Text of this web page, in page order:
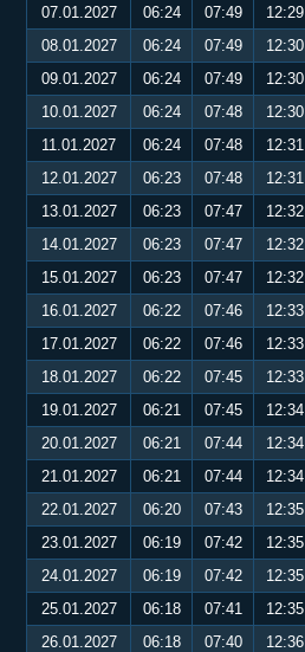
07.01.2027
06:24 07:49 12:29
08.01.2027
06:24 07:49 12:30
09.01.2027
06:24 07:49 12:30
10.01.2027
06:24 07:48 12:30
11.01.2027
06:24 07:48 12:31
12.01.2027
06:23 07:48 12:31
13.01.2027
06:23 07:47 12:32
14.01.2027
06:23 07:47 12:32
15.01.2027
06:23 07:47 12:32
16.01.2027
06:22 07:46 12:33
17.01.2027
06:22 07:46 12:33
18.01.2027
06:22 07:45 12:33
19.01.2027
06:21 07:45 12:34
20.01.2027
06:21 07:44 12:34
21.01.2027
06:21 07:44 12:34
22.01.2027
06:20 07:43 12:35
23.01.2027
06:19 07:42 12:35
24.01.2027
06:19 07:42 12:35
25.01.2027
06:18 07:41 12:35
26.01.2027
06:18 07:40 12:36